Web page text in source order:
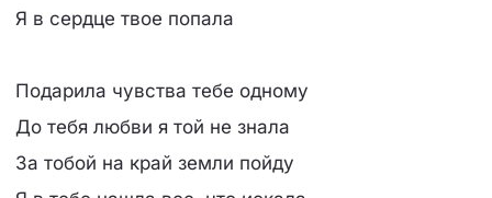
Я в сердце твое попала
Подарила чувства тебе одному
До тебя любви я той не знала
За тобой на край земли пойду